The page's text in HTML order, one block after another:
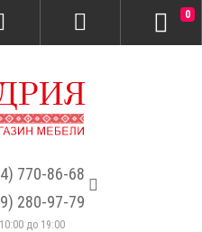
770-86-68
280-97-79
до 19:00
0